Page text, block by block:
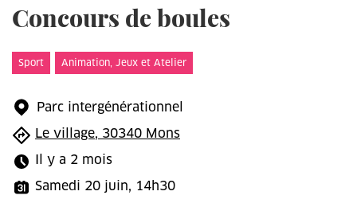
Concours de boules
Sport Animation, Jeux et Atelier
Parc intergénérationnel
Le village, 30340 Mons
Il y a 2 mois
Samedi 20 juin, 14h30